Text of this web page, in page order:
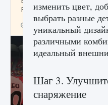
FC 25
9 августа 2024
изменить цвет,
выбрать разные
уникальный
различными
идеальный
Шаг 3.
снаряжение